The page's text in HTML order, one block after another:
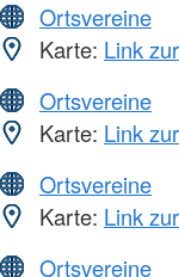
Ortsvereine
Karte: Link
Ortsvereine
Karte: Link
Ortsvereine
Karte: Link
Ortsvereine